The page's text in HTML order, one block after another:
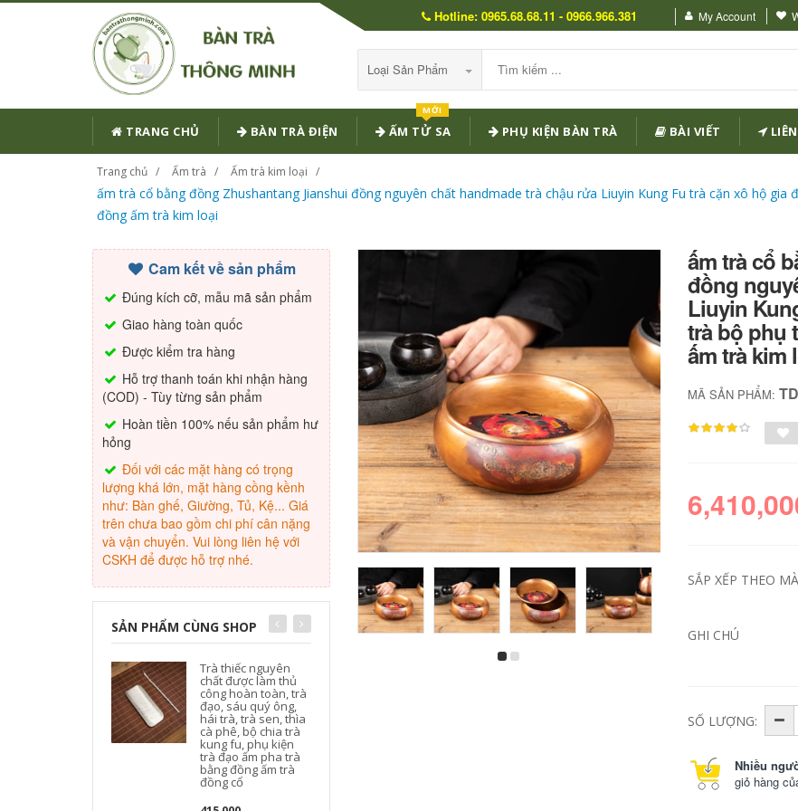
Hotline: 0965.68.68.11 - 0966.966.381 My Account
Loại Sản Phẩm
TRANG CHỦ BÀN TRÀ ĐIỆN ẤM TỬ SA
MỚI
PHỤ KIỆN BÀN TRÀ BÀI VIẾT
Trang chủ Ấm trà Ấm trà kim loại
ấm trà cổ bằng đồng Zhushantang Jianshui đồng nguyên chất handmade trà chậu rửa Liuyin Kung Fu trà cặn xô hộ
đồng ấm trà kim loại
Cam kết về sản phẩm
Đúng kích cỡ, mẫu mã sản phẩm
Giao hàng toàn quốc
Được kiểm tra hàng
Hỗ trợ thanh toán khi nhận hàng
(COD) - Tùy từng sản phẩm
Hoàn tiền 100% nếu sản phẩm hư
hỏng
Đối với các mặt hàng có trọng
lượng khá lớn, mặt hàng cồng kềnh
như: Bàn ghế, Giường, Tủ, Kệ... Giá
trên chưa bao gồm chi phí cân nặng
và vận chuyển. Vui lòng liên hệ với
CSKH để được hỗ trợ nhé.
SẢN PHẨM CÙNG SHOP
Trà thiếc nguyên
chất được làm thủ
công hoàn toàn, trà
đạo, sáu quý ông,
hái trà, trà sen, thìa
cà phê, bộ chia trà
kung fu, phụ kiện
trà đạo ấm pha trà
bằng đồng ấm trà
đồng cổ
nước bằng đồng
pha trà ấm trà sức
gia đình pha trà ấm
đồng cổ ấm đồng cổ
ấm trà cổ
đồng
Liuyin
trà bộ phụ
ấm trà kim
MÃ SẢN PHẨM:
SẮP XẾP THEO
GHI CHÚ
SỐ LƯỢNG:
Nhiều
giỏ hàng